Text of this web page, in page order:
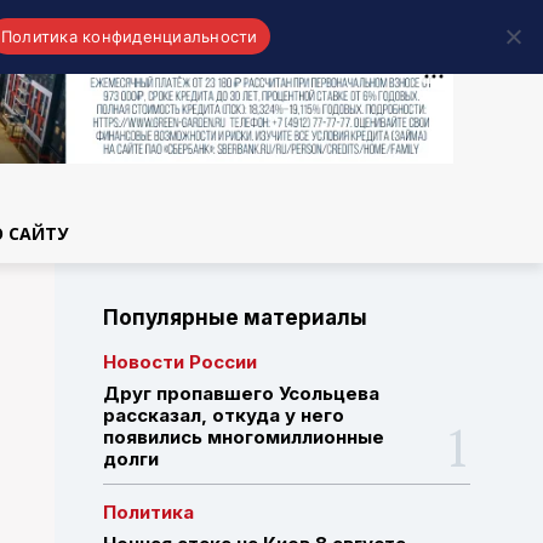
САЙТУ
Популярные материалы
Новости России
Друг пропавшего Усольцева
рассказал, откуда у него
появились многомиллионные
долги
Политика
Политика конфиденциальности